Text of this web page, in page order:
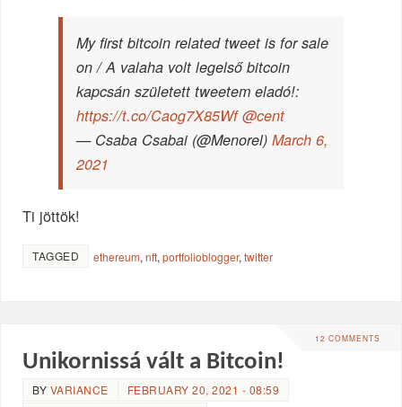
My first bitcoin related tweet is for sale
on / A valaha volt legelső bitcoin
kapcsán született tweetem eladó!:
https://t.co/Caog7X85Wf @cent
— Csaba Csabai (@Menorel)March 6,
2021
Ti jöttök!
TAGGED ethereum,nft,portfolioblogger,twitter
12 COMMENTS
Unikornissá vált a Bitcoin!
BY VARIANCE
FEBRUARY 20, 2021 - 08:59